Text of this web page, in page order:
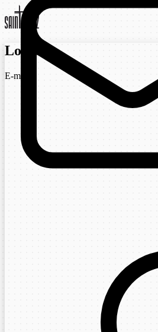
Login
E-mail